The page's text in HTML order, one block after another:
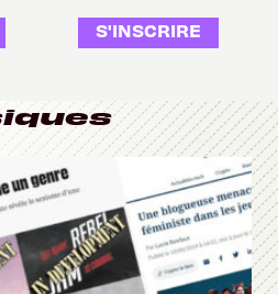
S'INSCRIRE